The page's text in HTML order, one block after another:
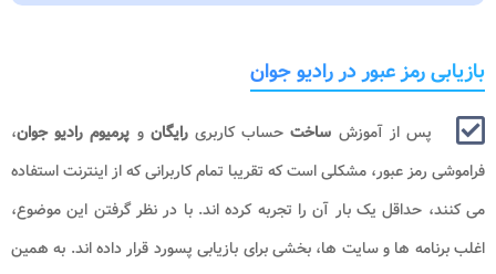
بازیابی رمز عبور در رادیو جوان
پس از آموزش ساخت حساب کاربریرایگانو پرمیوم رادیو جوان،
فراموشی رمز عبور، مشکلی است که تقریبا تمام کاربرانی که از اینترنت استفاده
می کنند، حداقل یک بار آن را تجربه کرده اند. با در نظر گرفتن این موضوع،
اغلب برنامه ها و سایت ها، بخشی برای بازیابی پسورد قرار داده اند. به همین